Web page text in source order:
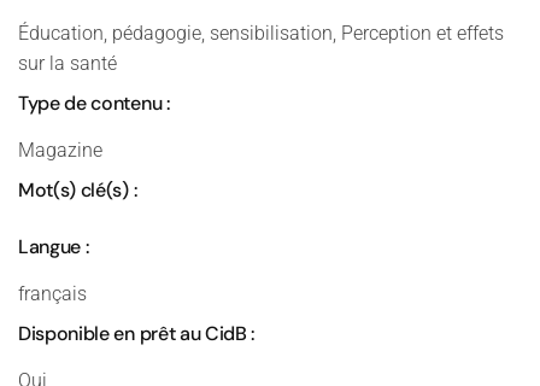
Éducation, pédagogie, sensibilisation, Perception et effets
sur la santé
Type de contenu :
Magazine
Mot(s) clé(s) :
Langue :
français
Disponible en prêt au CidB :
Oui